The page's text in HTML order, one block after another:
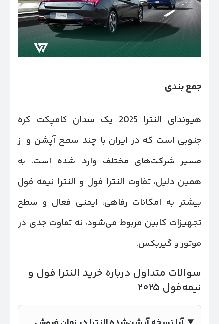
جمع بندی
هیوندای النترا 2025 یک سدان کامپکت کره
جنوبی است که در ایران با چند سطح آپشن و از
مسیر شرکت‌های مختلف وارد شده است. به
همین دلیل، تفاوت النترا فول و النترا نیمه فول
بیشتر به امکانات رفاهی، ایمنی فعال و سطح
تجهیزات کابین مربوط می‌شود، نه تفاوت جدی در
موتور و گیربکس.
سوالات متداول درباره خرید النترا فول و
نیمه‌فول ۲۰۲۵